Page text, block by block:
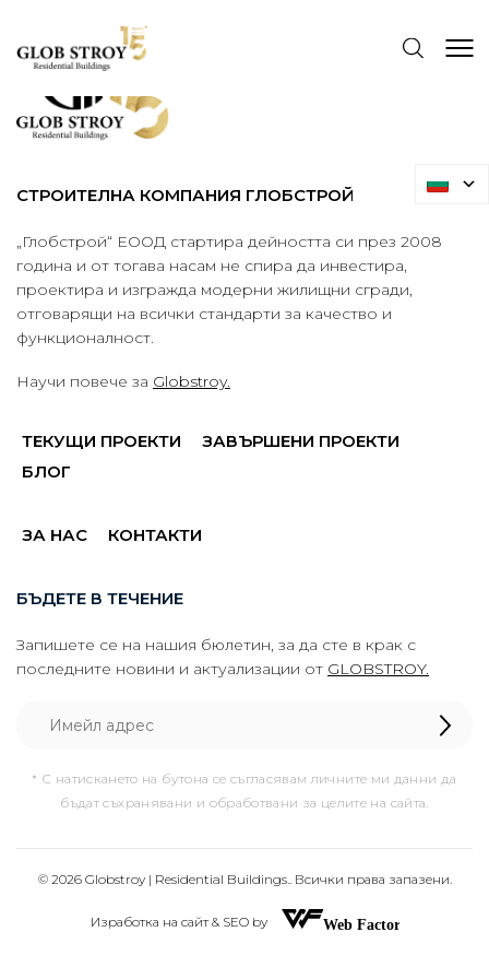
СТРОИТЕЛНА КОМПАНИЯ ГЛОБСТРОЙ
„Глобстрой“ ЕООД стартира дейността си през 2008
година и от тогава насам не спира да инвестира,
проектира и изгражда модерни жилищни сгради,
отговарящи на всички стандарти за качество и
функционалност.
Научи повече за Globstroy.
ТЕКУЩИ ПРОЕКТИ
ЗАВЪРШЕНИ ПРОЕКТИ
БЛОГ
ЗА НАС КОНТАКТИ
БЪДЕТЕ В ТЕЧЕНИЕ
Запишете се на нашия бюлетин, за да сте в крак с
последните новини и актуализации от GLOBSTROY.
* С натискането на бутона се съгласявам личните ми данни да
бъдат съхранявани и обработвани за целите на сайта.
© 2026 Globstroy | Residential Buildings.. Всички права запазени.
Изработка на сайт & SEO by